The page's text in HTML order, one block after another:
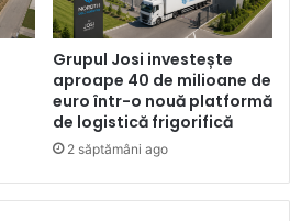
Grupul Josi investește
aproape 40 de milioane de
euro într-o nouă platformă
de logistică frigorifică
2 săptămâni ago